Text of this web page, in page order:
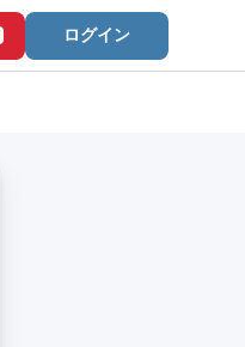
ログイン